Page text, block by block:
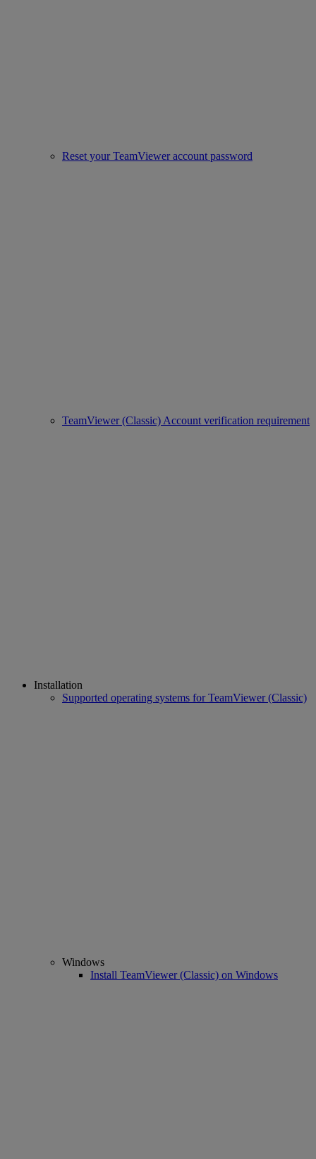
Reset your TeamViewer account password
TeamViewer (Classic) Account verification requirement
Installation
Supported operating systems for TeamViewer (Classic)
Windows
Install TeamViewer (Classic) on Windows